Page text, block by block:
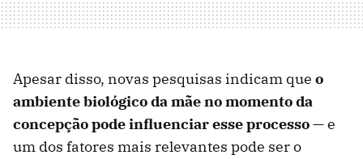
Apesar disso, novas pesquisas indicam que o
ambiente biológico da mãe no momento da
concepção pode influenciar esse processo— e
um dos fatores mais relevantes pode ser o